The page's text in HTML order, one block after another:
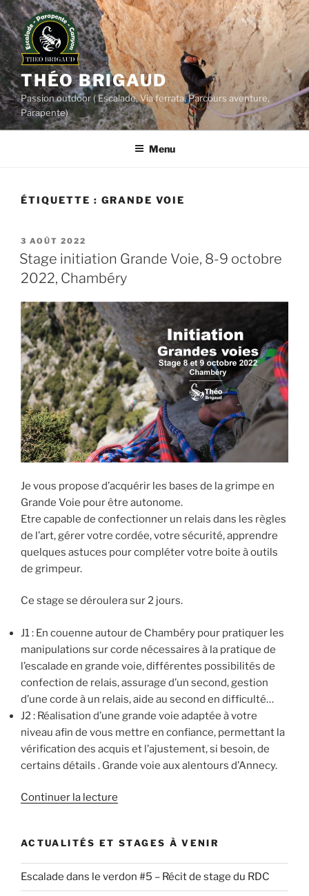
Aller
au
contenu
principal
THÉO BRIGAUD
Passion outdoor ( Escalade, Via ferrata, Parcours aventure,
Parapente)
Menu
ÉTIQUETTE : GRANDE VOIE
PUBLIÉ
LE
3 AOÛT 2022
Stage initiation Grande Voie, 8-9 octobre
2022, Chambéry
Je vous propose d’acquérir les bases de la grimpe en
Grande Voie pour être autonome.
Etre capable de confectionner un relais dans les règles
de l’art, gérer votre cordée, votre sécurité, apprendre
quelques astuces pour compléter votre boite à outils
de grimpeur.
Ce stage se déroulera sur 2 jours.
J1 : En couenne autour de Chambéry pour pratiquer les
manipulations sur corde nécessaires à la pratique de
l’escalade en grande voie, différentes possibilités de
confection de relais, assurage d’un second, gestion
d’une corde à un relais, aide au second en difficulté…
J2 : Réalisation d’une grande voie adaptée à votre
niveau afin de vous mettre en confiance, permettant la
vérification des acquis et l’ajustement, si besoin, de
certains détails . Grande voie aux alentours d’Annecy.
Continuer la lecture
Grande
Voie,
8-
ACTUALITÉS ET STAGES À VENIR
Escalade dans le verdon #5 – Récit de stage du RDC